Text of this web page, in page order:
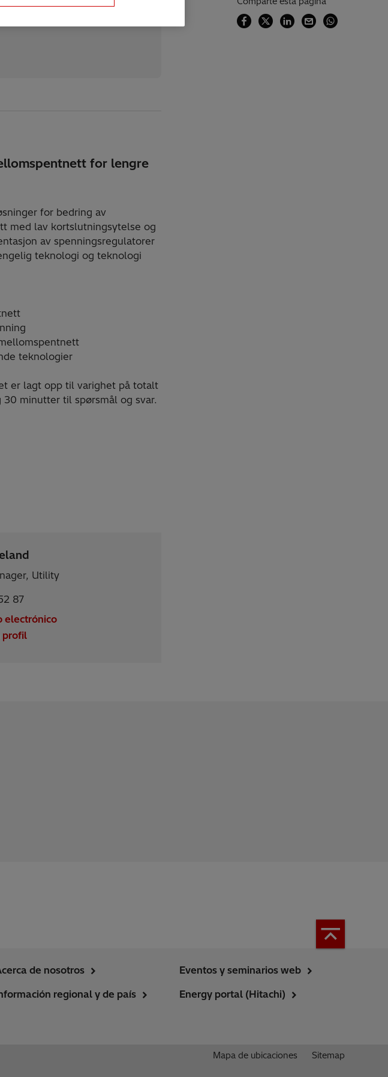
for lengre
for bedring av
med lav kortslutningsytelse og
av spenningsregulatorer
teknologi og teknologi
teknologier
er lagt opp til varighet på totalt
minutter til spørsmål og svar.
Utility
87
electrónico
profil
de nosotros
regional y de país
Eventos y seminarios web
Energy portal (Hitachi)
Mapa de ubicaciones Sitemap